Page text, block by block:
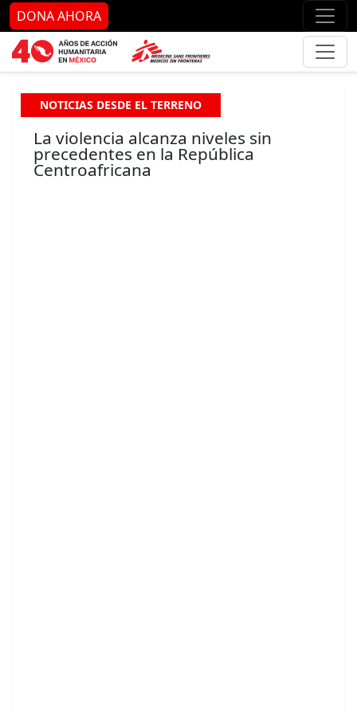
Ir al contenido principal Ir
DONA AHORA
NOTICIAS DESDE EL TERRENO
La violencia alcanza niveles sin
precedentes en la República
Centroafricana